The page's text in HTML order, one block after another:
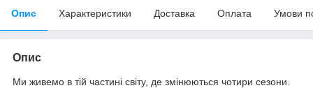
Опис Характеристики Доставка Оплата Умови
Опис
Ми живемо в тій частині світу, де змінюються чотири сезони.